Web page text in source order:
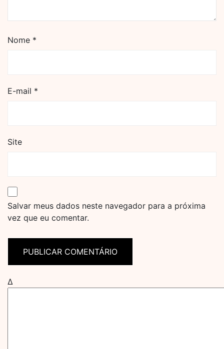
Nome *
E-mail *
Site
Salvar meus dados neste navegador para a próxima
vez que eu comentar.
Δ